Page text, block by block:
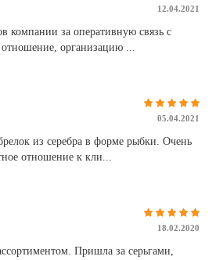
12.04.2021
компании за оперативную связь с
организацию ...
05.04.2021
из серебра в форме рыбки. Очень
отношение к кли...
18.02.2020
Пришла за серьгами,